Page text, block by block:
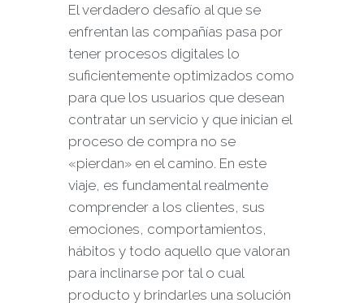
El verdadero desafío al que se
enfrentan las compañías pasa por
tener procesos digitales lo
suficientemente optimizados como
para que los usuarios que desean
contratar un servicio y que inician el
proceso de compra no se
«pierdan» en el camino. En este
viaje, es fundamental realmente
comprender a los clientes, sus
emociones, comportamientos,
hábitos y todo aquello que valoran
para inclinarse por tal o cual
producto y brindarles una solución